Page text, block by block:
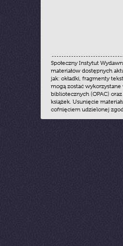
Społeczny Instytut
materiałów dostępnych
jak: okładki, fragmenty
mogą zostać
bibliotecznych (OPAC)
książek. Usunięcie
cofnięciem udzielonej